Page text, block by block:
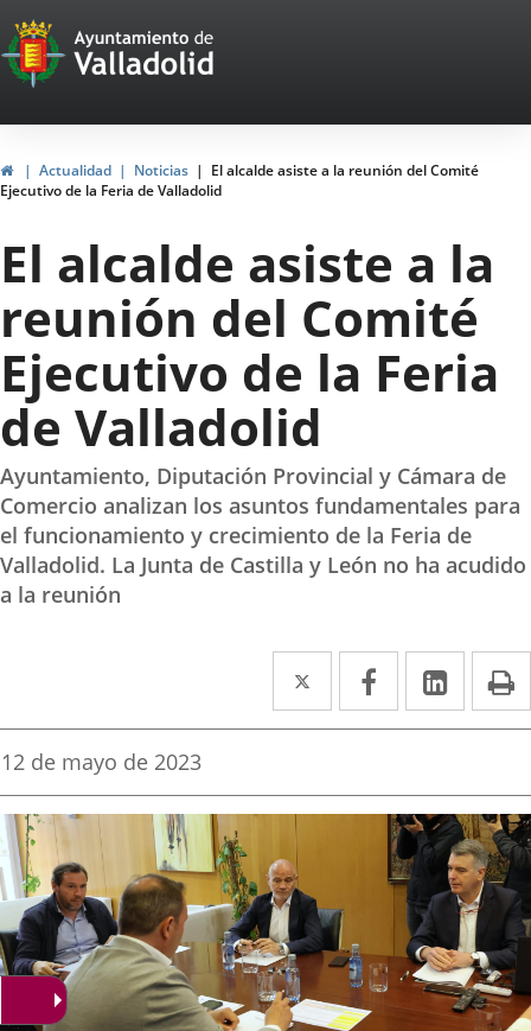
Portal
Web
del
Ayuntamiento
de
Valladolid
InicioActualidad Noticias
El alcalde asiste a la reunión del Comité
Ejecutivo de la Feria de Valladolid
El alcalde asiste a la
reunión del Comité
Ejecutivo de la Feria
de Valladolid
Ayuntamiento, Diputación Provincial y Cámara de
Comercio analizan los asuntos fundamentales para
el funcionamiento y crecimiento de la Feria de
Valladolid. La Junta de Castilla y León no ha acudido
a la reunión
Twitter
Enlace
a
aplicación
externa.
Facebook
Enlace
a
aplicación
externa.
Enlace
a
Fecha
la
noticia
12 de mayo de 2023